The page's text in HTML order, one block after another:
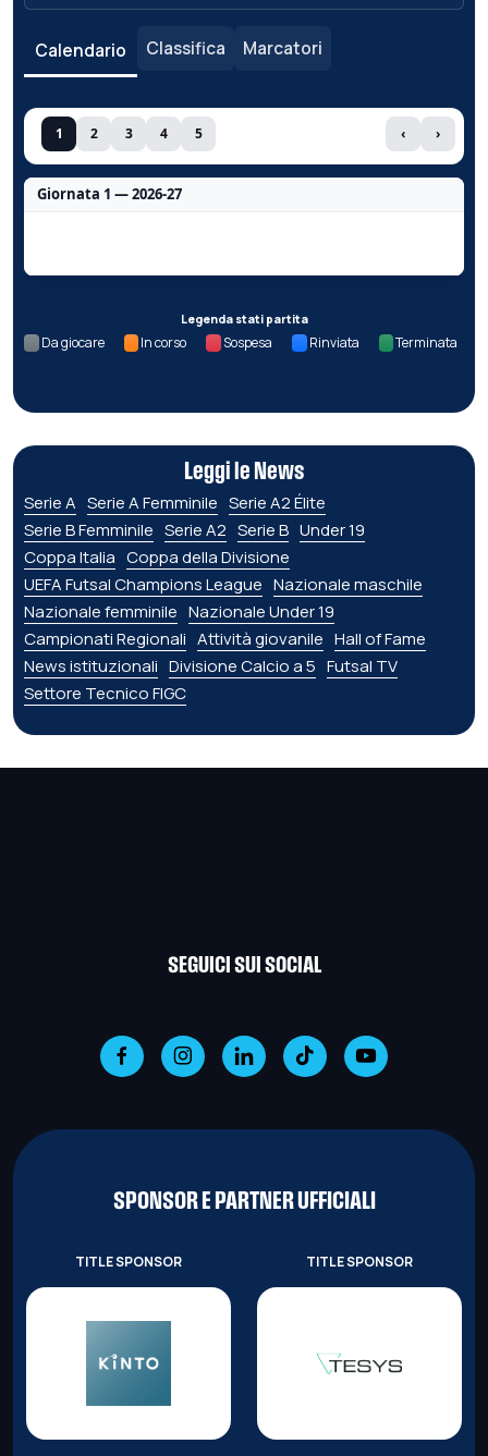
Calendario Classifica Marcatori
1 2 3 4 5 ‹ ›
Giornata 1 — 2026-27
Legenda stati partita
Da giocare In corso Sospesa Rinviata Terminata
Leggi le News
Serie A Serie A Femminile Serie A2 Élite
Serie B Femminile Serie A2 Serie B Under 19
Coppa Italia Coppa della Divisione
UEFA Futsal Champions League Nazionale maschile
Nazionale femminile Nazionale Under 19
Campionati Regionali Attività giovanile Hall of Fame
News istituzionali Divisione Calcio a 5 Futsal TV
Settore Tecnico FIGC
SEGUICI SUI SOCIAL
SPONSOR E PARTNER UFFICIALI
TITLE SPONSOR TITLE SPONSOR